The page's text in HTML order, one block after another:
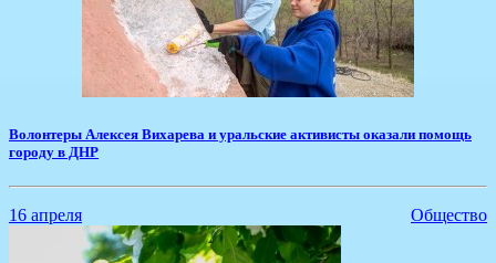
Волонтеры Алексея Вихарева и уральские активисты оказали помощь
городу в ДНР
16 апреля Общество